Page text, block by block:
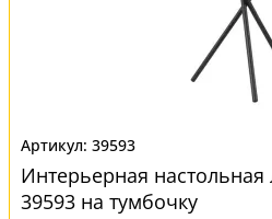
39593
Интерьерная настольная
39593 на тумбочку